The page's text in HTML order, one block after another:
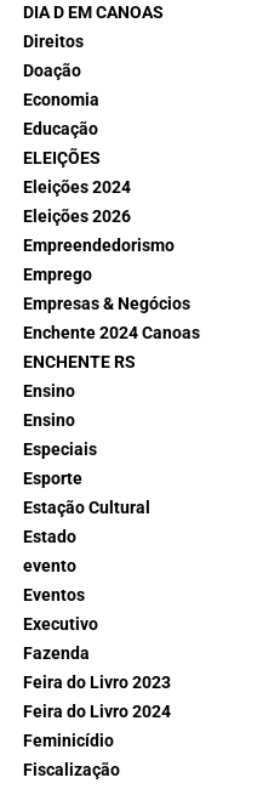
DIA D EM CANOAS
Direitos
Doação
Economia
Educação
ELEIÇÕES
Eleições 2024
Eleições 2026
Empreendedorismo
Emprego
Empresas & Negócios
Enchente 2024 Canoas
ENCHENTE RS
Ensino
Ensino
Especiais
Esporte
Estação Cultural
Estado
evento
Eventos
Executivo
Fazenda
Feira do Livro 2023
Feira do Livro 2024
Feminicídio
Fiscalização